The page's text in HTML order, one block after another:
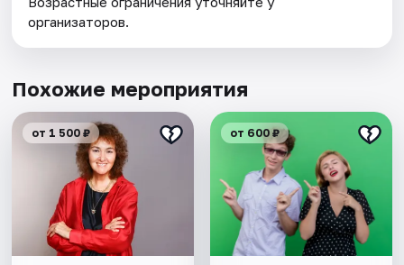
организаторов.
Похожие мероприятия
от 1 500 ₽ от 600 ₽